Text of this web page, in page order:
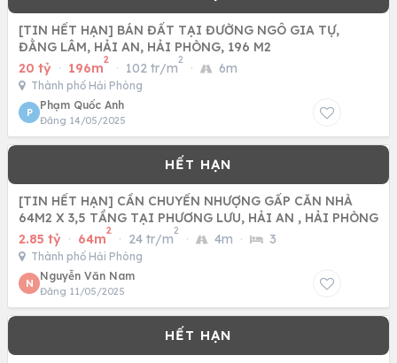
[TIN HẾT HẠN] BÁN ĐẤT TẠI ĐƯỜNG NGÔ GIA TỰ,
ĐẰNG LÂM, HẢI AN, HẢI PHÒNG, 196 M2
20 tỷ · 196m
2
· 102 tr/m
2
· 6m
Thành phố Hải Phòng
P
Phạm Quốc Anh
Đăng 14/05/2025
[TIN HẾT HẠN] CẦN CHUYỂN NHƯỢNG GẤP CĂN NHÀ
64M2 X 3,5 TẦNG TẠI PHƯƠNG LƯU, HẢI AN , HẢI PHÒNG
2.85 tỷ · 64m
2
· 24 tr/m
2
· 4m · 3
Thành phố Hải Phòng
N
Nguyễn Văn Nam
Đăng 11/05/2025